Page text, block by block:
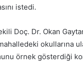
istedi.
Doç. Dr. Okan
okullarına
örnek gösterdiği